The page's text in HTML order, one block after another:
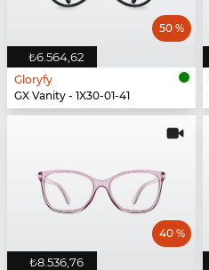
₺6.564,62
50 %
Gloryfy
GX Vanity - 1X30-01-41
₺8.536,76
40 %